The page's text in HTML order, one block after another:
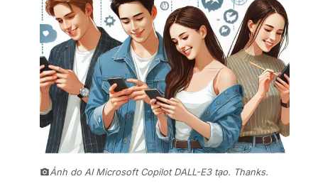
Ảnh do AI Microsoft Copilot DALL-E3 tạo. Thanks.